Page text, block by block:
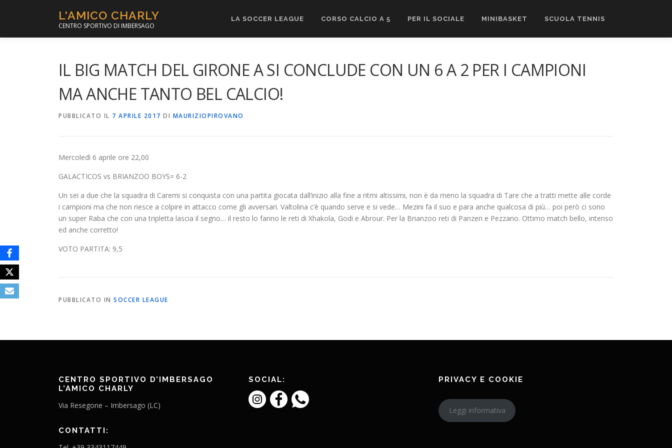
L'AMICO CHARLY
CENTRO SPORTIVO DI IMBERSAGO
LA SOCCER LEAGUE CORSO CALCIO A 5 PER IL SOCIALE MINIBASKET SCUOLA TENNIS
IL BIG MATCH DEL GIRONE A SI CONCLUDE CON UN 6 A 2 PER I CAMPIONI
MA ANCHE TANTO BEL CALCIO!
PUBBLICATO IL 7 APRILE 2017 DI MAURIZIOPIROVANO
Mercoledì 6 aprile ore 22,00
GALACTICOS vs BRIANZOO BOYS= 6-2
Un sei a due che la squadra di Caremi si conquista con una partita giocata dall’inizio alla fine a ritmi altissimi, non è da meno la squadra di Tare che a tratti mette alle corde
i campioni ma che non riesce a colpire in attacco come gli avversari. Valtolina c’è quando serve e si vede… Mezini fa il suo e para anche qualcosa di più… poi però ci sono
un super Raba che con una tripletta lascia il segno… il resto lo fanno le reti di Xhakola, Godi e Abrour. Per la Brianzoo reti di Panzeri e Pezzano. Ottimo match bello, intenso
ed anche corretto!
VOTO PARTITA: 9,5
PUBBLICATO IN SOCCER LEAGUE
CENTRO SPORTIVO D’IMBERSAGO
L’AMICO CHARLY
Via Resegone – Imbersago (LC)
CONTATTI:
SOCIAL: PRIVACY E COOKIE
Leggi informativa